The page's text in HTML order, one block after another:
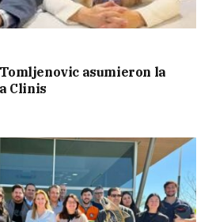
Tomljenovic asumieron la
Clinis